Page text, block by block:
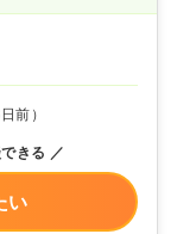
前）
きる
い